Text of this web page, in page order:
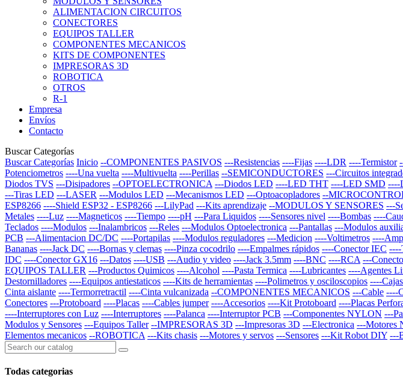
ALIMENTACION CIRCUITOS
CONECTORES
EQUIPOS TALLER
COMPONENTES MECANICOS
KITS DE COMPONENTES
IMPRESORAS 3D
ROBOTICA
OTROS
R-1
Empresa
Envíos
Contacto
Buscar Categorías
Buscar Categorías Inicio --COMPONENTES PASIVOS ---Resistencias ----Fijas ----LDR ----Termistor
Potenciometros ----Una vuelta ----Multivuelta ----Perillas --SEMICONDUCTORES ---Circuitos
Diodos TVS ---Disipadores --OPTOELECTRONICA ---Diodos LED ----LED THT ----LED SMD ----
---Tiras LED ---LASER ---Modulos LED ---Mecanismos LED ---Optoacopladores --
ESP8266 ----Shield ESP32 - ESP8266 ---LilyPad ---Kits aprendizaje --MODULOS Y SENSORES ---
Metales ----Luz ----Magneticos ----Tiempo ----pH ---Para Liquidos ----Sensores nivel ----Bombas ----
Teclados ----Modulos ---Inalambricos ---Reles ---Modulos Optoelectronica ---Pantallas ---Modulos
PCB ---Alimentacion DC/DC ----Portapilas ----Modulos reguladores ---Medicion ----Voltimetros ----
Bananas ----Jack DC ----Bornas y clemas ----Pinza cocodrilo ----Empalmes rápidos ----Conector IEC ----
IDC ----Conector GX16 ---Datos ----USB ---Audio y video ----Jack 3.5mm ----BNC ----RCA ---
EQUIPOS TALLER ---Productos Quimicos ----Alcohol ----Pasta Termica ----Lubricantes ----Agentes
Destornilladores ----Equipos antiestaticos ----Kits de herramientas ----Polimetros y osciloscopios ----
Cinta aislante ----Termorretractil ----Cinta vulcanizada --COMPONENTES MECANICOS ---Cable ----
Conectores ---Protoboard ----Placas ----Cables jumper ----Accesorios ----Kit Protoboard ----Placas
----Interruptores con Luz ----Interruptores ----Palanca ----Interruptor PCB ---Componentes NYLON ---
Modulos y Sensores ---Equipos Taller --IMPRESORAS 3D ---Impresoras 3D ---Electronica ---Motores
Elementos mecanicos --ROBOTICA ---Kits chasis ---Motores y servos ---Sensores ---Kit Robot DIY ---
Todas categorias